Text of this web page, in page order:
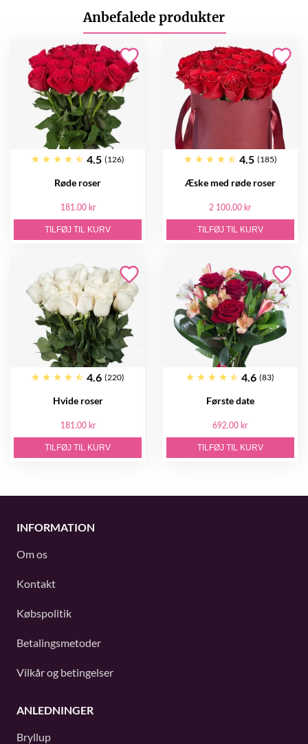
Anbefalede produkter
4.5 (126)
Røde roser
181.00 kr
TILFØJ TIL KURV
4.5 (185)
Æske med røde roser
2 100.00 kr
TILFØJ TIL KURV
4.6 (220)
Hvide roser
181.00 kr
TILFØJ TIL KURV
4.6 (83)
Første date
692.00 kr
TILFØJ TIL KURV
INFORMATION
Om os
Kontakt
Købspolitik
Betalingsmetoder
Vilkår og betingelser
ANLEDNINGER
Bryllup